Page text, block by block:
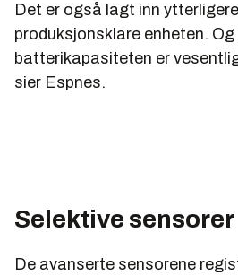
Det er også lagt inn
produksjonsklare enheten.
batterikapasiteten er
sier Espnes.
Selektive sensorer
De avanserte sensorene